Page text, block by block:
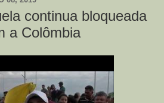
continua bloqueada
a Colômbia